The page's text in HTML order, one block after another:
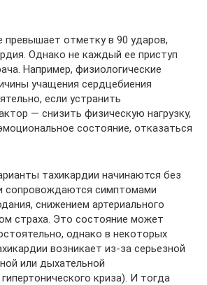
превышает отметку в 90 ударов,
Однако не каждый ее приступ
Например, физиологические
учащения сердцебиения
если устранить
— снизить физическую нагрузку,
состояние, отказаться
тахикардии начинаются без
сопровождаются симптомами
снижением артериального
страха. Это состояние может
однако в некоторых
возникает из-за серьезной
или дыхательной
криза). И тогда